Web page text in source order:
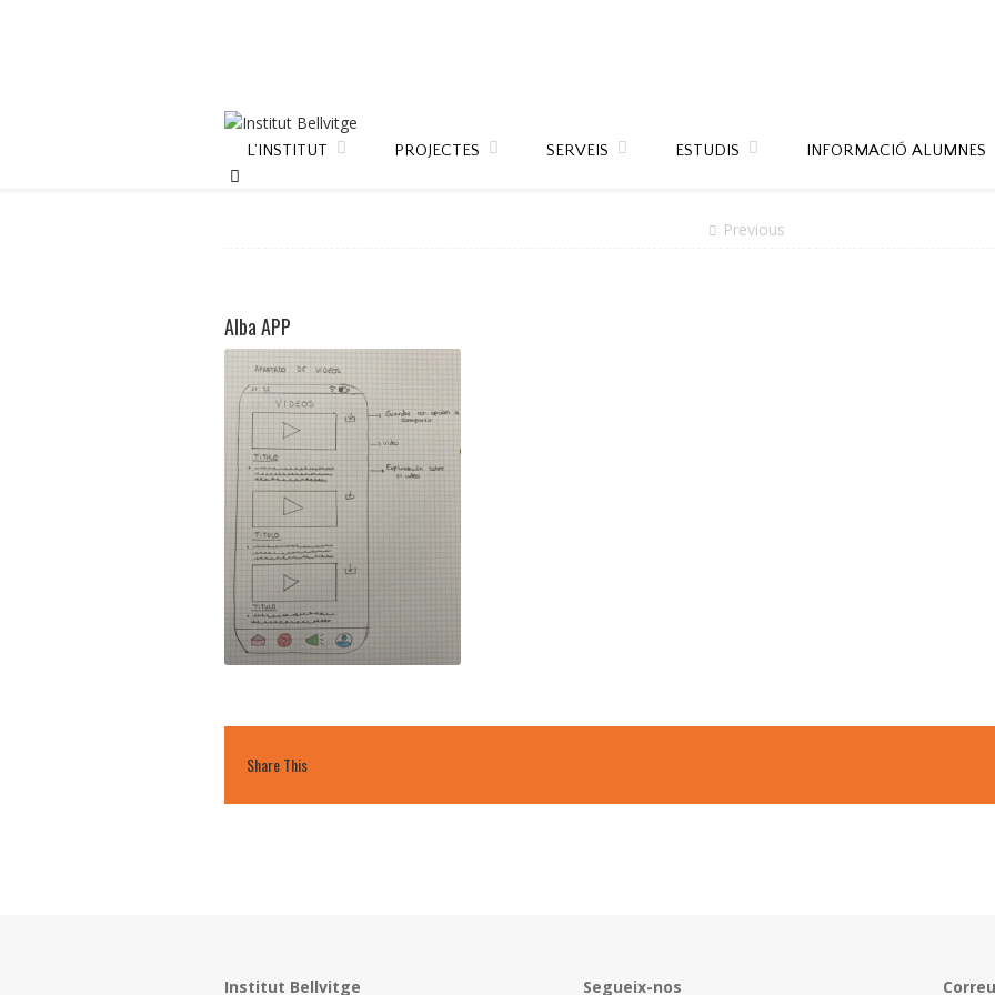
L’INSTITUT PROJECTES SERVEIS ESTUDIS INFORMACIÓ ALUMNES
Previous
Alba APP
Share This
Institut Bellvitge Segueix-nos Correu